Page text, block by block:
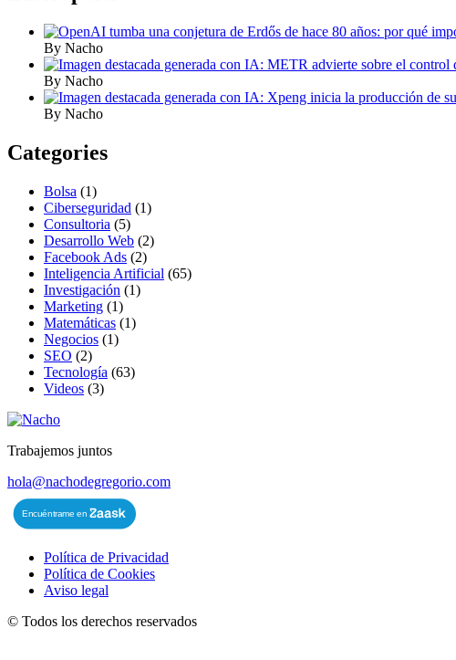
By Nacho
By Nacho
By Nacho
Categories
Bolsa (1)
Ciberseguridad (1)
Consultoria (5)
Desarrollo Web (2)
Facebook Ads (2)
Inteligencia Artificial (65)
Investigación (1)
Marketing (1)
Matemáticas (1)
Negocios (1)
SEO (2)
Tecnología (63)
Videos (3)
Trabajemos juntos
hola@nachodegregorio.com
Política de Privacidad
Política de Cookies
Aviso legal
© Todos los derechos reservados